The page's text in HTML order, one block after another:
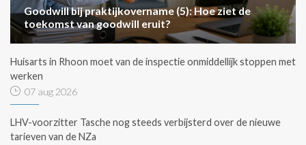
Goodwill bij praktijkovername (5): Hoe ziet de
toekomst van goodwill eruit?
Huisarts in Rhoon moet van de inspectie onmiddellijk stoppen met
werken
07 aug 2026
LHV-voorzitter Tasche nog steeds verbijsterd over de nieuwe
tarieven van de NZa